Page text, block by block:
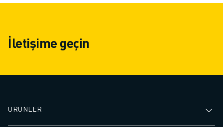
İletişime geçin
ÜRÜNLER